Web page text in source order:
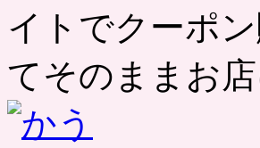
イトでクーポ
てそのままお